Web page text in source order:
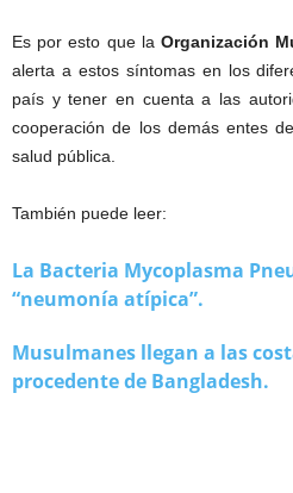
Es por esto que la Organización
alerta a estos síntomas en los
país y tener en cuenta a las
cooperación de los demás entes
salud pública.
También puede leer:
La Bacteria Mycoplasma
“neumonía atípica”.
Musulmanes llegan a las
procedente de Bangladesh.